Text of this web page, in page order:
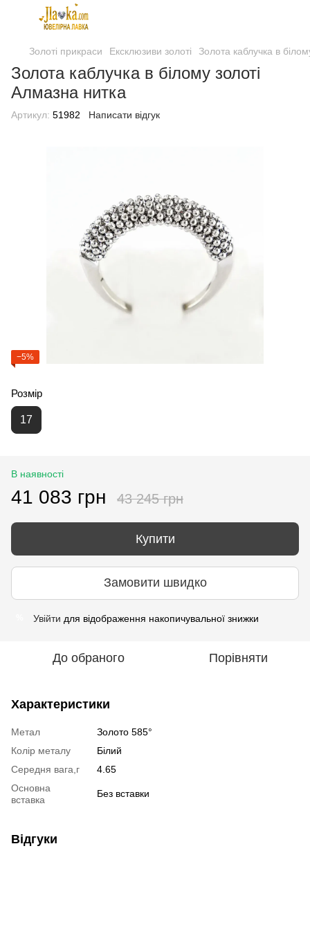
Золоті прикраси Ексклюзиви золоті Золота каблучка в
Золота каблучка в білому золоті
Алмазна нитка
Артикул: 51982 Написати відгук
−5%
Розмір
17
В наявності
41 083 грн 43 245 грн
Купити
Замовити швидко
Увійти для відображення накопичувальної знижки
До обраного Порівняти
Характеристики
Метал
Золото 585°
Колір металу
Білий
Середня вага,г
4.65
Основна
вставка
Без вставки
Відгуки